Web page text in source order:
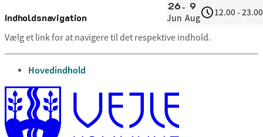
Indholdsnavigation
Vælg et link for at navigere til det respektive indhold.
gå til
Hovedindhold
26
Jun
- 9
Aug 12.00 - 23.00